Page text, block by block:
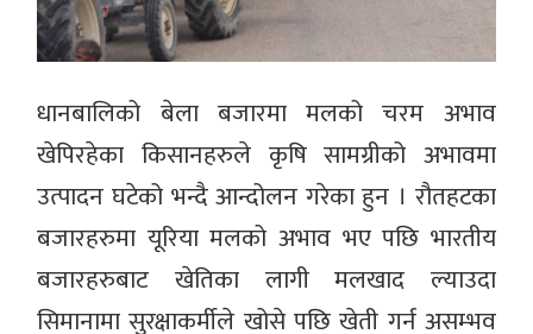
धानबालिको बेला बजारमा मलको चरम अभाव
खेपिरहेका किसानहरुले कृषि सामग्रीको अभावमा
उत्पादन घटेको भन्दै आन्दोलन गरेका हुन । रौतहटका
बजारहरुमा यूरिया मलको अभाव भए पछि भारतीय
बजारहरुबाट खेतिका लागी मलखाद ल्याउदा
सिमानामा सुरक्षाकर्मीले खोसे पछि खेती गर्न असम्भव